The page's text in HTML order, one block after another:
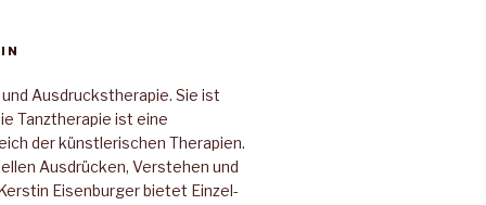
Ausdruckstherapie. Sie ist
Tanztherapie ist eine
der künstlerischen Therapien.
Ausdrücken, Verstehen und
Eisenburger bietet Einzel-